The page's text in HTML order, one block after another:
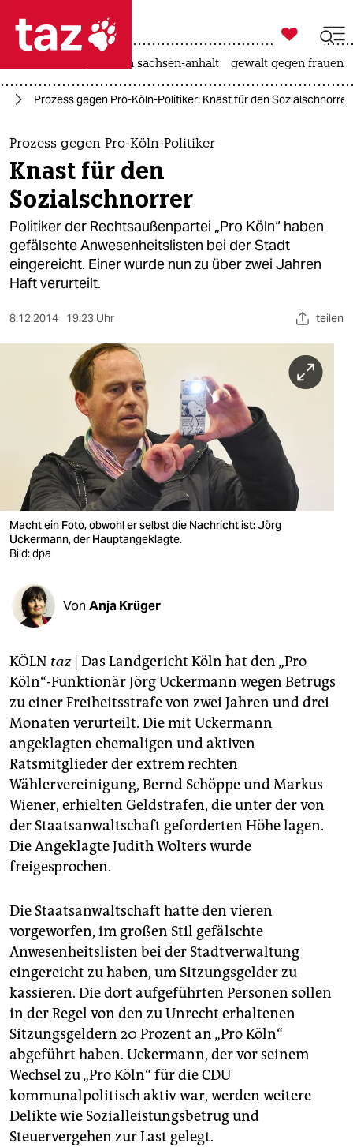
 taz zahl ich
taz zahl ich
themen
politik
öko
gesellschaft
kultur
sport
verlag
verlag
veranstaltungen
shop
fragen & hilfe
unterstützen
genossenschaft
epaper login

taz zahl ich
landtagswahl in sachsen-anhalt gewalt gegen frauen
Prozess gegen Pro-Köln-Politiker: Knast für den Sozialschnorrer
Prozess gegen Pro-Köln-Politiker
Knast für den
Sozialschnorrer
Politiker der Rechtsaußenpartei „Pro Köln“ haben
gefälschte Anwesenheitslisten bei der Stadt
eingereicht. Einer wurde nun zu über zwei Jahren
Haft verurteilt.
8.12.2014 19:23 Uhr teilen
Macht ein Foto, obwohl er selbst die Nachricht ist: Jörg
Uckermann, der Hauptangeklagte.
Bild: dpa
Von Anja Krüger
KÖLN taz| Das Landgericht Köln hat den „Pro
Köln“-Funktionär Jörg Uckermann wegen Betrugs
zu einer Freiheitsstrafe von zwei Jahren und drei
Monaten verurteilt. Die mit Uckermann
angeklagten ehemaligen und aktiven
Ratsmitglieder der extrem rechten
Wählervereinigung, Bernd Schöppe und Markus
Wiener, erhielten Geldstrafen, die unter der von
der Staatsanwaltschaft geforderten Höhe lagen.
Die Angeklagte Judith Wolters wurde
freigesprochen.
Die Staatsanwaltschaft hatte den vieren
vorgeworfen, im großen Stil gefälschte
Anwesenheitslisten bei der Stadtverwaltung
eingereicht zu haben, um Sitzungsgelder zu
kassieren. Die dort aufgeführten Personen sollen
in der Regel von den zu Unrecht erhaltenen
Sitzungsgeldern 20 Prozent an „Pro Köln“
abgeführt haben. Uckermann, der vor seinem
Wechsel zu „Pro Köln“ für die CDU
kommunalpolitisch aktiv war, werden weitere
Delikte wie Sozialleistungsbetrug und
Steuervergehen zur Last gelegt.